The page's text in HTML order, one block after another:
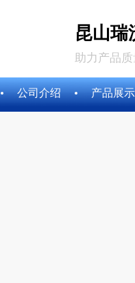
昆山瑞
助力产品
公司介绍 产品展示